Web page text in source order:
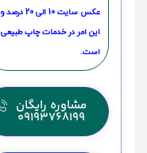
عکس سایت 10 الی 20 درصد و
این امر در خدمات چاپ طبیعی
است.
مشاوره رایگان
09193768199